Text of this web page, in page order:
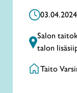
Salon
talon
Taito